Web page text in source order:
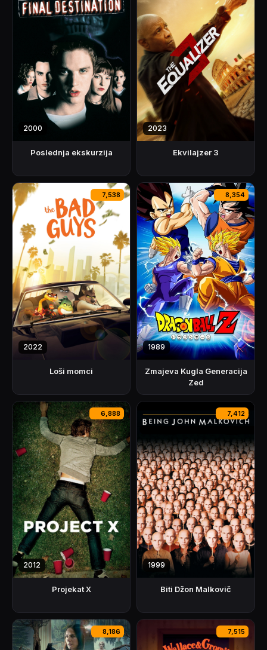
2000
Poslednja ekskurzija
2023
Ekvilajzer 3
7,538
2022
Loši momci
8,354
1989
Zmajeva Kugla Generacija
Zed
6,888
2012
Projekat X
7,412
1999
Biti Džon Malkovič
8,186 7,515